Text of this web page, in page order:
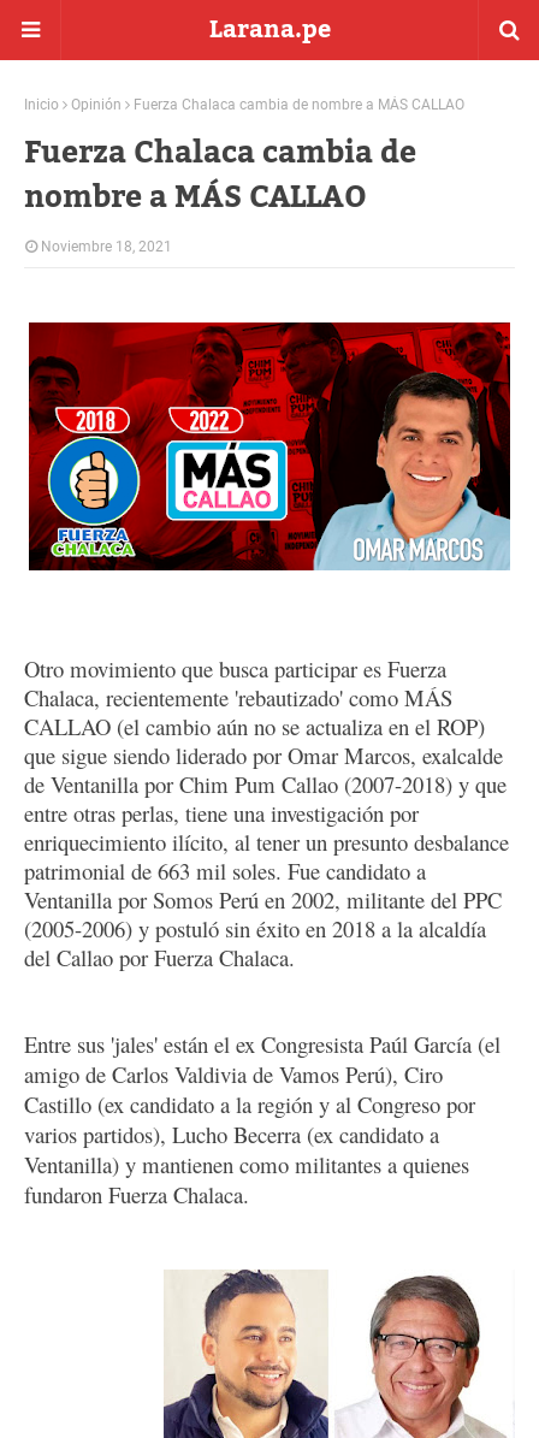
Larana.pe
Inicio Opinión Fuerza Chalaca cambia de nombre a MÁS CALLAO
Fuerza Chalaca cambia de
nombre a MÁS CALLAO
Noviembre 18, 2021
Otro movimiento que busca participar es Fuerza
Chalaca, recientemente 'rebautizado' como MÁS
CALLAO (el cambio aún no se actualiza en el ROP)
que sigue siendo liderado por Omar Marcos, exalcalde
de Ventanilla por Chim Pum Callao (2007-2018) y que
entre otras perlas, tiene una investigación por
enriquecimiento ilícito, al tener un presunto desbalance
patrimonial de 663 mil soles. Fue candidato a
Ventanilla por Somos Perú en 2002, militante del PPC
(2005-2006) y postuló sin éxito en 2018 a la alcaldía
del Callao por Fuerza Chalaca.
Entre sus 'jales' están el ex Congresista Paúl García (el
amigo de Carlos Valdivia de Vamos Perú), Ciro
Castillo (ex candidato a la región y al Congreso por
varios partidos), Lucho Becerra (ex candidato a
Ventanilla) y mantienen como militantes a quienes
fundaron Fuerza Chalaca.